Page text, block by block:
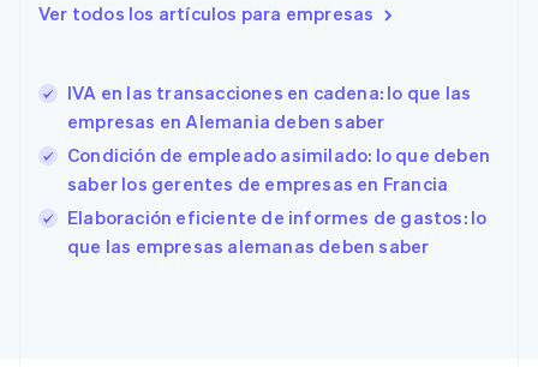
Ver todos los artículos para empresas
IVA en las transacciones en cadena: lo que las
empresas en Alemania deben saber
Condición de empleado asimilado: lo que deben
saber los gerentes de empresas en Francia
Elaboración eficiente de informes de gastos: lo
que las empresas alemanas deben saber
EnglishItaliano
Estados Unidos
EnglishEspañol简体中文
English
Finlandia
EnglishSvenska
Francia
Français English